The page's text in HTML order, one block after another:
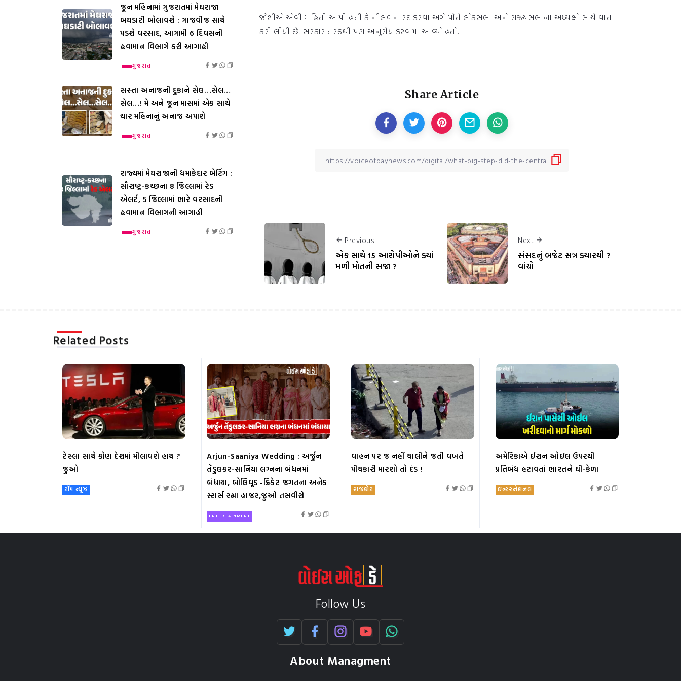
જોશીએ એવી માહિતી આપી હતી કે નીલંબન રદ કરવા અંગે પોતે લોકસભા અને રાજ્યસભાના અધ્યક્ષો સાથે વાત
કરી લીધી છે. સરકાર તરફથી પણ અનુરોધ કરવામાં આવ્યો હતો.
Share Article
Previous
એક સાથે 15 આરોપીઓને ક્યાં
મળી મોતની સજા ?
Next
સંસદનું બજેટ સત્ર ક્યારથી ?
વાંચો
જૂન મહિનામાં ગુજરાતમાં મેઘરાજા
બઘડાટી બોલાવશે : ગાજવીજ સાથે
પડશે વરસાદ, આગામી 6 દિવસની
હવામાન વિભાગે કરી આગાહી
ગુજરાત
સસ્તા અનાજની દુકાને સેલ…સેલ…
સેલ…! મે અને જૂન માસમાં એક સાથે
ચાર મહિનાનું અનાજ અપાશે
ગુજરાત
રાજ્યમાં મેઘરાજાની ધમાકેદાર બેટિંગ :
સૌરાષ્ટ્ર-કચ્છના 8 જિલ્લામાં રેડ
એલર્ટ, 5 જિલ્લામાં ભારે વરસાદની
હવામાન વિભાગની આગાહી
ગુજરાત
Related Posts
ટેસ્લા સાથે કોણ દેશમાં મીલાવશે હાથ ?
જુઓ
ટૉપ ન્યૂઝ
Arjun-Saaniya Wedding : અર્જુન
તેંડુલકર-સાનિયા લગ્નના બંધનમાં
બંધાયા, બોલિવૂડ -ક્રિકેટ જગતના અનેક
સ્ટાર્સ રહ્યા હાજર,જુઓ તસવીરો
ENTERTAINMENT
વાહન પર જ નહીં ચાલીને જતી વખતે
પીચકારી મારશો તો દંડ !
રાજકોટ
અમેરિકાએ ઈરાન ઓઇલ ઉપરથી
પ્રતિબંધ હટાવતાં ભારતને ઘી-કેળા
ઇન્ટરનેશનલ
Follow Us
About Managment